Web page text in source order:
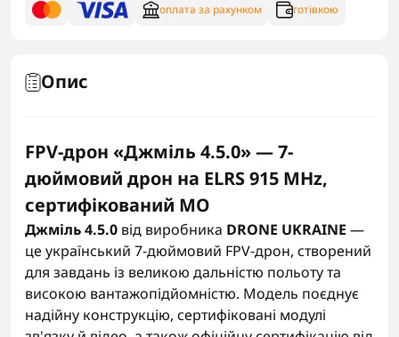
оплата за рахунком готівкою
Опис
FPV-дрон «Джміль 4.5.0» — 7-
дюймовий дрон на ELRS 915 MHz,
сертифікований МО
Джміль 4.5.0 від виробника DRONE UKRAINE —
це український 7-дюймовий FPV-дрон, створений
для завдань із великою дальністю польоту та
високою вантажопідйомністю. Модель поєднує
надійну конструкцію, сертифіковані модулі